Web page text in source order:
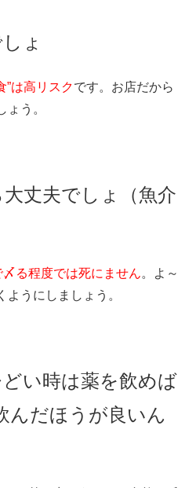
ょ
”は高リスクです。お店だから
ょう。
丈夫でしょ（魚介
〆る程度では死にません。よ～
ようにしましょう。
い時は薬を飲めば
んだほうが良いん